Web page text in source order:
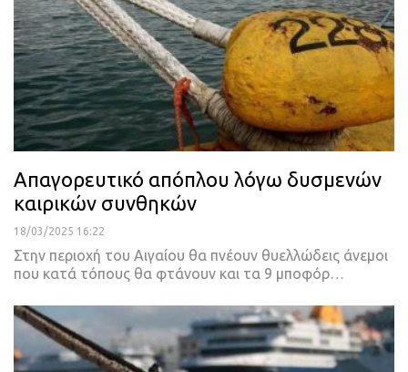
Απαγορευτικό απόπλου λόγω δυσμενών
καιρικών συνθηκών
18/03/2025 16:22
Στην περιοχή του Αιγαίου θα πνέουν θυελλώδεις άνεμοι
που κατά τόπους θα φτάνουν και τα 9 μποφόρ…